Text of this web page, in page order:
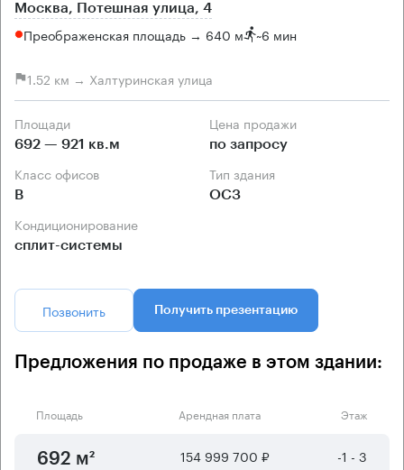
Москва, Потешная улица, 4
Преображенская площадь → 640 м ~6 мин
1.52 км → Халтуринская улица
Площади
692 — 921 кв.м
Цена продажи
по запросу
Класс офисов
B
Тип здания
ОСЗ
Кондиционирование
сплит-системы
Позвонить Получить презентацию
Предложения по продаже в этом здании:
Площадь Арендная плата Этаж
692 м² 154 999 700 ₽ -1 - 3